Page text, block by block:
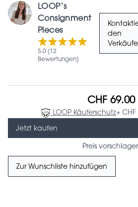
LOOP‘s
Consignment
Pieces
5.0 (12
Bewertungen)
den
CHF 69.00
LOOP Käuferschutz+
Jetzt kaufen
Preis
Zur Wunschliste hinzufügen